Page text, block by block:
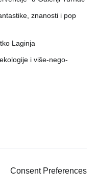
znanosti i pop
Laginja
i više-nego-
Consent Preferences